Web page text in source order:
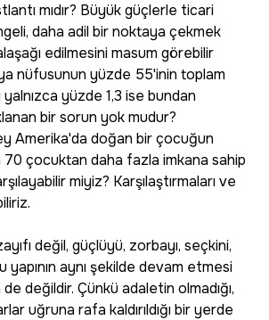
mıdır? Büyük güçlerle ticari
daha adil bir noktaya çekmek
edilmesini masum görebilir
nüfusunun yüzde 55'inin toplam
yalnızca yüzde 1,3 ise bundan
bir sorun yok mudur?
Amerika'da doğan bir çocuğun
çocuktan daha fazla imkana sahip
miyiz? Karşılaştırmaları ve
değil, güçlüyü, zorbayı, seçkini,
yapının aynı şekilde devam etmesi
değildir. Çünkü adaletin olmadığı,
uğruna rafa kaldırıldığı bir yerde